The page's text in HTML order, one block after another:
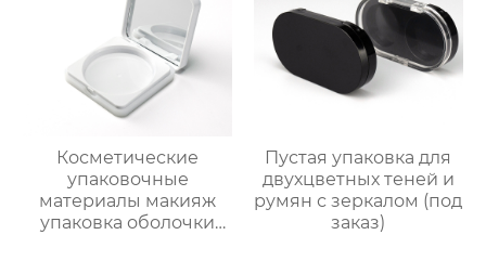
Косметические
упаковочные
материалы макияж
упаковка оболочки
Пустая упаковка для
двухцветных теней и
румян с зеркалом (под
заказ)